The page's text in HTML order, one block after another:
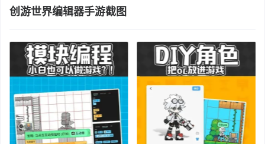
创游世界编辑器手游截图